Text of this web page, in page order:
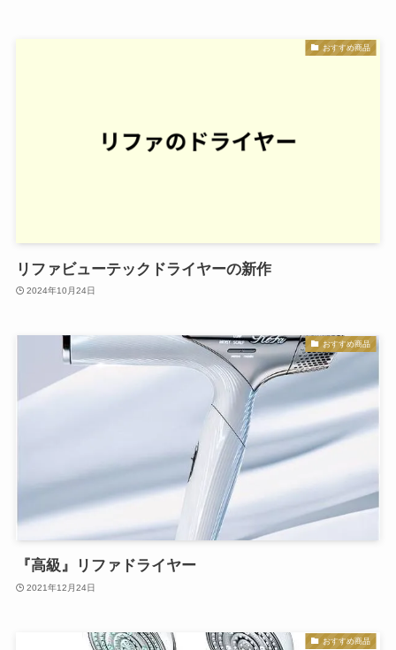
おすすめ商品
リファビューテックドライヤーの新作
2024年10月24日
おすすめ商品
『高級』リファドライヤー
2021年12月24日
おすすめ商品